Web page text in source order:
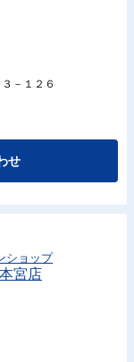
－１２６
せ
ショップ
宮店